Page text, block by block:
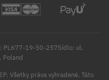
PL677-19-50-257Sídlo: ul.
Poland
Všetky práva vyhradené. Táto